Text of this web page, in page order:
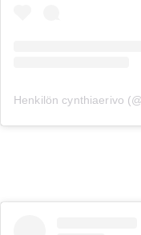
Henkilön cynthiaerivo